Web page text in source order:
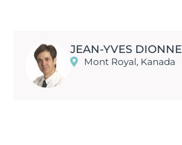
JEAN-YVES DIONNE
Mont Royal, Kanada